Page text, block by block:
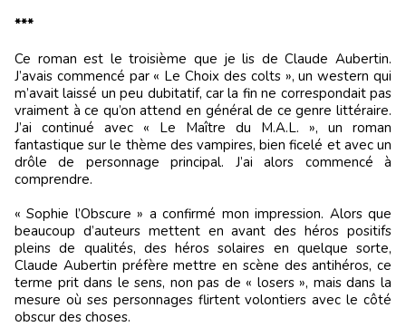
***
Ce roman est le troisième que je lis de Claude Aubertin.
J’avais commencé par « Le Choix des colts », un western qui
m’avait laissé un peu dubitatif, car la fin ne correspondait pas
vraiment à ce qu’on attend en général de ce genre littéraire.
J’ai continué avec « Le Maître du M.A.L. », un roman
fantastique sur le thème des vampires, bien ficelé et avec un
drôle de personnage principal. J’ai alors commencé à
comprendre.
« Sophie l’Obscure » a confirmé mon impression. Alors que
beaucoup d’auteurs mettent en avant des héros positifs
pleins de qualités, des héros solaires en quelque sorte,
Claude Aubertin préfère mettre en scène des antihéros, ce
terme prit dans le sens, non pas de « losers », mais dans la
mesure où ses personnages flirtent volontiers avec le côté
obscur des choses.